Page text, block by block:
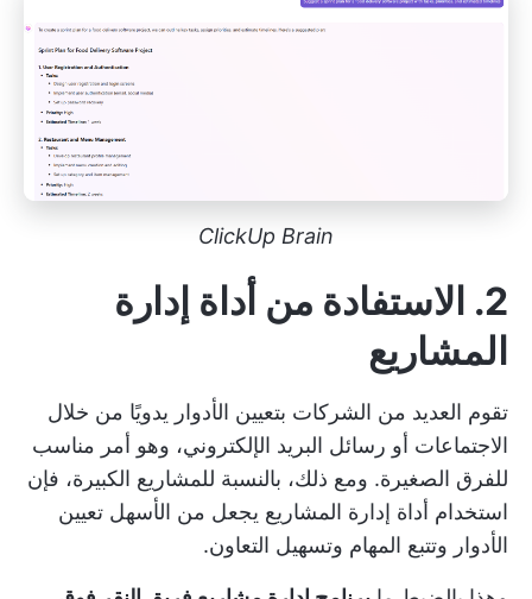
ClickUp Brain
2. الاستفادة من أداة إدارة
المشاريع
تقوم العديد من الشركات بتعيين الأدوار يدويًا من خلال
الاجتماعات أو رسائل البريد الإلكتروني، وهو أمر مناسب
للفرق الصغيرة. ومع ذلك، بالنسبة للمشاريع الكبيرة، فإن
استخدام أداة إدارة المشاريع يجعل من الأسهل تعيين
الأدوار وتتبع المهام وتسهيل التعاون.